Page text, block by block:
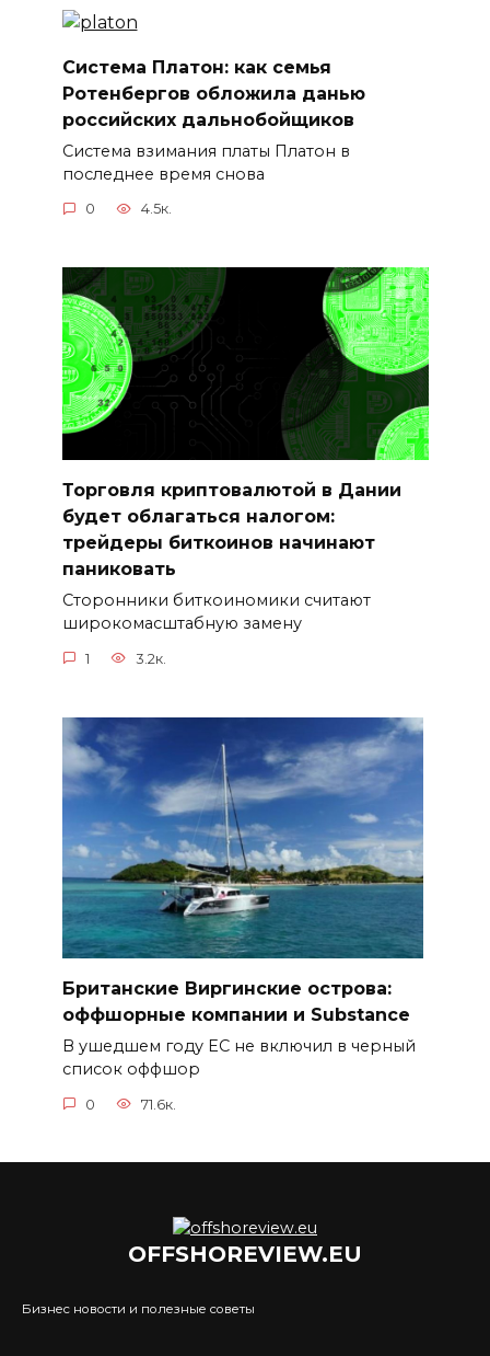
Система Платон: как семья
Ротенбергов обложила данью
российских дальнобойщиков
Система взимания платы Платон в
последнее время снова
0 4.5к.
Торговля криптовалютой в Дании
будет облагаться налогом:
трейдеры биткоинов начинают
паниковать
Сторонники биткоиномики считают
широкомасштабную замену
1 3.2к.
Британские Виргинские острова:
оффшорные компании и Substance
В ушедшем году ЕС не включил в черный
список оффшор
0 71.6к.
OFFSHOREVIEW.EU
Бизнес новости и полезные советы